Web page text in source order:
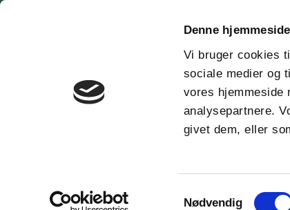
Denne
Vi bruger cookies
sociale medier og
vores hjemmeside
analysepartnere.
givet dem, eller
Samtykkevalg
Nødvendig
Gæst
Turnering